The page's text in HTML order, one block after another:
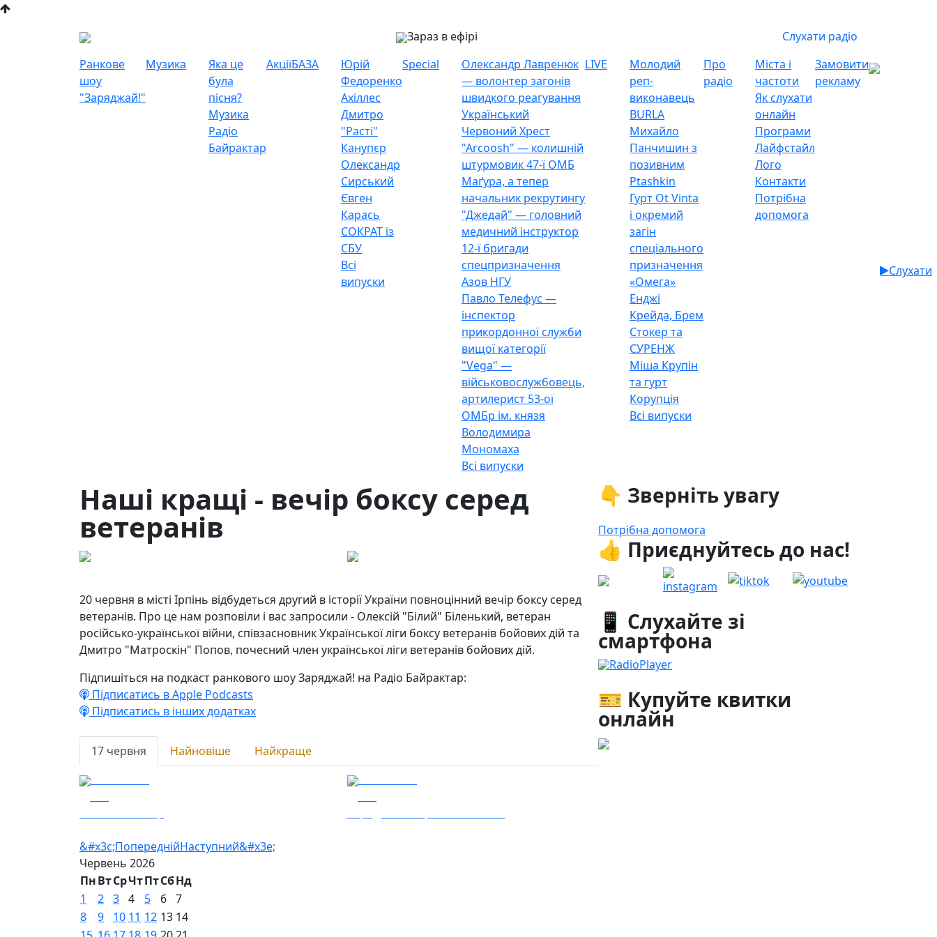
Зараз в ефірі
Слухати радіо
Ранкове
шоу
"Заряджай!"
Музика
Яка це
була
пісня?
Музика
Радіо
Байрактар
АкціїБАЗА
Юрій
Федоренко
Ахіллес
Дмитро
"Расті"
Канупєр
Олександр
Сирський
Євген
Карась
СОКРАТ із
СБУ
Всі
випуски
Special
Олександр Лавренюк
— волонтер загонів
швидкого реагування
Український
Червоний Хрест
"Arcoosh" — колишній
штурмовик 47-ї ОМБ
Маґура, а тепер
начальник рекрутингу
"Джедай" — головний
медичний інструктор
12-ї бригади
спецпризначення
Азов НГУ
Павло Телефус —
інспектор
прикордонної служби
вищої категорії
"Vega" —
військовослужбовець,
артилерист 53-ої
ОМБр ім. князя
Володимира
Мономаха
Всі випуски
LIVE
Молодий
реп-
виконавець
BURLA
Михайло
Панчишин з
позивним
Ptashkin
Гурт Ot Vinta
і окремий
загін
спеціального
призначення
«Омега»
Енджі
Крейда, Брем
Стокер та
СУРЕНЖ
Міша Крупін
та гурт
Корупція
Всі випуски
Про
радіо
Міста і
частоти
Як слухати
онлайн
Програми
Лайфстайл
Лого
Контакти
Потрібна
допомога
Замовити
рекламу
Слухати
Наші кращі - вечір боксу серед
ветеранів
20 червня в місті Ірпінь відбудеться другий в історії України повноцінний вечір боксу серед
ветеранів. Про це нам розповіли і вас запросили - Олексій "Білий" Біленький, ветеран
російсько-української війни, співзасновник Української ліги боксу ветеранів бойових дій та
Дмитро "Матроскін" Попов, почесний член української ліги ветеранів бойових дій.
Підпишіться на подкаст ранкового шоу Заряджай! на Радіо Байрактар:
Підписатись в Apple Podcasts
Підписатись в інших додатках
17 червня Найновіше
Найкраще
&#x3c;ПопереднійНаступний&#x3e;
Червень 2026
ПнВтСрЧтПтСбНд
1
2 3 4 5 6 7
8
9 10 11 12 13 14
👇 Зверніть увагу
Потрібна допомога
👍 Приєднуйтесь до нас!
📱 Слухайте зі
смартфона
RadioPlayer
🎫 Купуйте квитки
онлайн